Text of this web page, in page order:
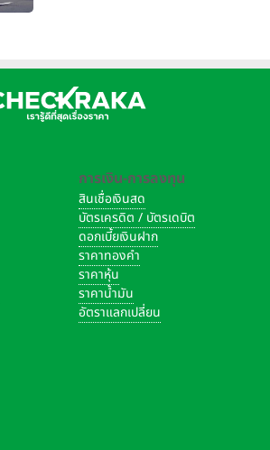
การเงิน-การลงทุน
สินเชื่อเงินสด
บัตรเครดิต / บัตรเดบิต
ดอกเบี้ยเงินฝาก
ราคาทองคำ
ราคาหุ้น
ราคาน้ำมัน
อัตราแลกเปลี่ยน